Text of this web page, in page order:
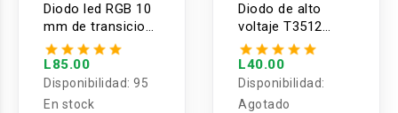
Diodo led RGB 10
mm de transicion
rapida (5U)
L85.00
Disponibilidad: 95
En stock
Diodo de alto
voltaje T3512
CL01-12
L40.00
Disponibilidad:
Agotado